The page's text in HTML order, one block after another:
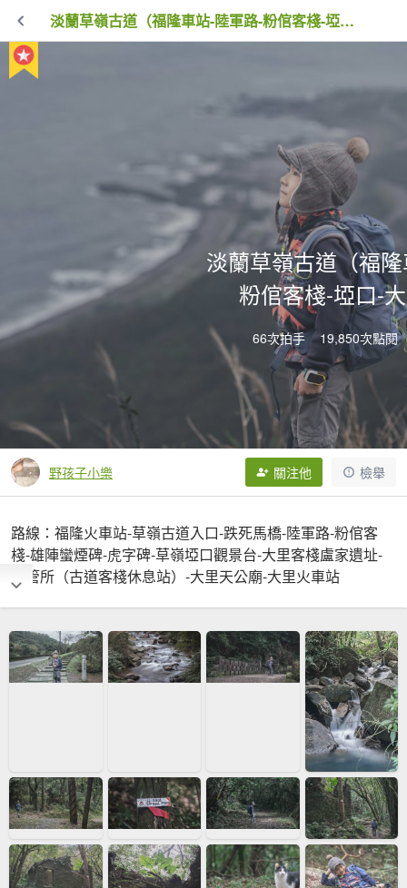
淡蘭草嶺古道（福隆車站-陸軍路-粉倌客棧-埡口-大里車站）
淡蘭草嶺古道（福
粉倌客棧-埡口-
66次拍手 19,850次點閱
野孩子小樂 關注他 檢舉
路線：福隆火車站-草嶺古道入口-跌死馬橋-陸軍路-粉倌客
棧-雄陣蠻煙碑-虎字碑-草嶺埡口觀景台-大里客棧盧家遺址-
護管所（古道客棧休息站）-大里天公廟-大里火車站